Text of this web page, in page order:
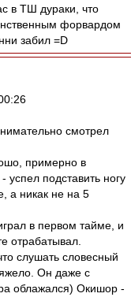
в ТШ дураки, что
форвардом
забил =D
смотрел
примерно в
успел подставить ногу
а никак не на 5
в первом тайме, и
отрабатывал.
слушать словесный
Он даже с
облажался) Окишор -